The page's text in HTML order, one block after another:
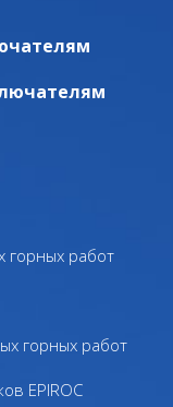
горных работ
горных работ
EPIROC